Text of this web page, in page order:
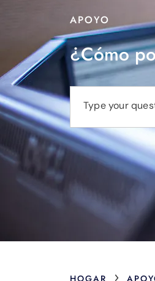
APOYO
¿Cómo
Type your
HOGAR ›